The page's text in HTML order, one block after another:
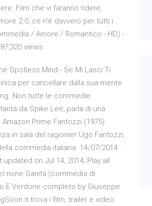
Film che vi faranno ridere,
2.0, ce n'è davvero per tutti i
/ Amore / Romantico - HD) -
views
Spotless Mind - Se Mi Lasci Ti
per cancellare dalla sua mente
Non tutte le commedie
da Spike Lee, parla di una
Prime Fantozzi (1975)
in sala del ragionier Ugo Fantozzi,
commedia italiana. 14/07/2014 ·
updated on Jul 14, 2014; Play all
rione Sanità (commedia di
E Verdone completo by Giuseppe
trova i film, trailer e video